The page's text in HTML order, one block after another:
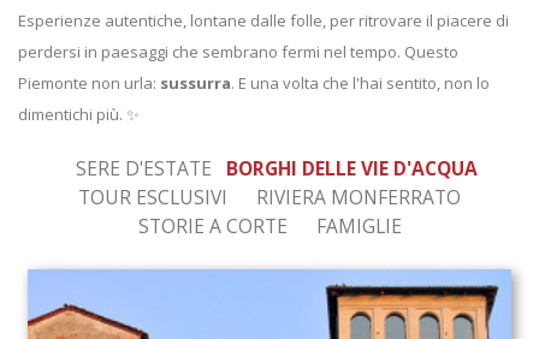
Esperienze autentiche, lontane dalle folle, per ritrovare il piacere di
perdersi in paesaggi che sembrano fermi nel tempo. Questo
Piemonte non urla: sussurra. E una volta che l'hai sentito, non lo
dimentichi più. ✨
SERE D'ESTATE
BORGHI DELLE VIE D'ACQUA
TOUR ESCLUSIVI
RIVIERA MONFERRATO
STORIE A CORTE
FAMIGLIE